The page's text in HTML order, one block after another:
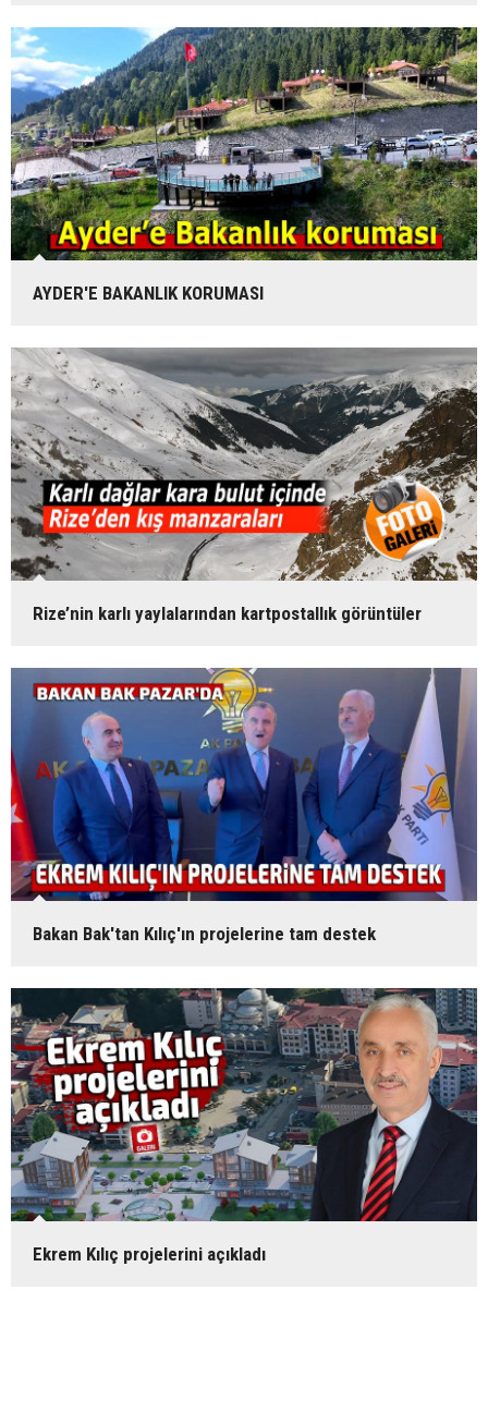
AYDER'E BAKANLIK KORUMASI
Rize’nin karlı yaylalarından kartpostallık görüntüler
Bakan Bak'tan Kılıç'ın projelerine tam destek
Ekrem Kılıç projelerini açıkladı